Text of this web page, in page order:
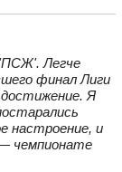
'ПСЖ'. Легче
финал Лиги
Я
настроение, и
чемпионате